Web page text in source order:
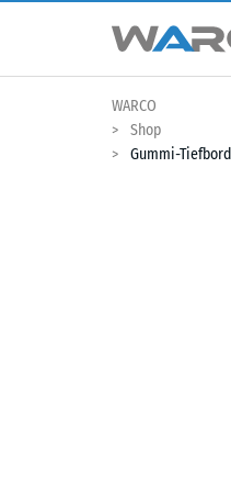
WARCO
Shop
Gummi-Tiefbord